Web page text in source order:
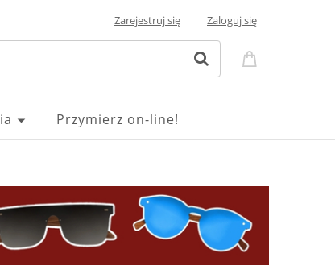
Zarejestruj się Zaloguj się
Przymierz on-line!